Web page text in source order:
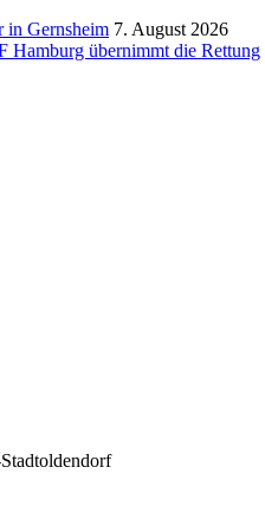
in Gernsheim 7. August 2026
Hamburg übernimmt die Rettung